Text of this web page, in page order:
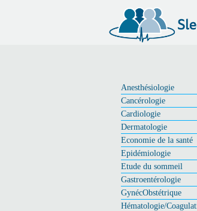
Anesthésiologie
Cancérologie
Cardiologie
Dermatologie
Economie de la santé
Epidémiologie
Etude du sommeil
Gastroentérologie
GynécObstétrique
Hématologie/